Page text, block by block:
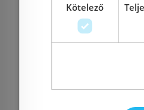
Kötelező